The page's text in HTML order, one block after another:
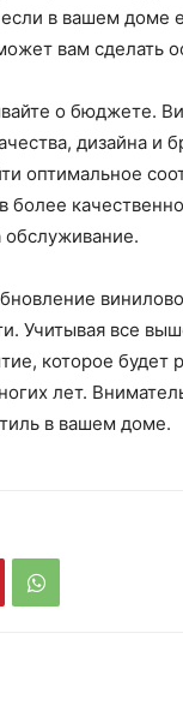
в вашем доме
вам сделать
о бюджете.
дизайна и
оптимальное
более
обслуживание.
Учитывая все
которое будет
лет.
в вашем доме.